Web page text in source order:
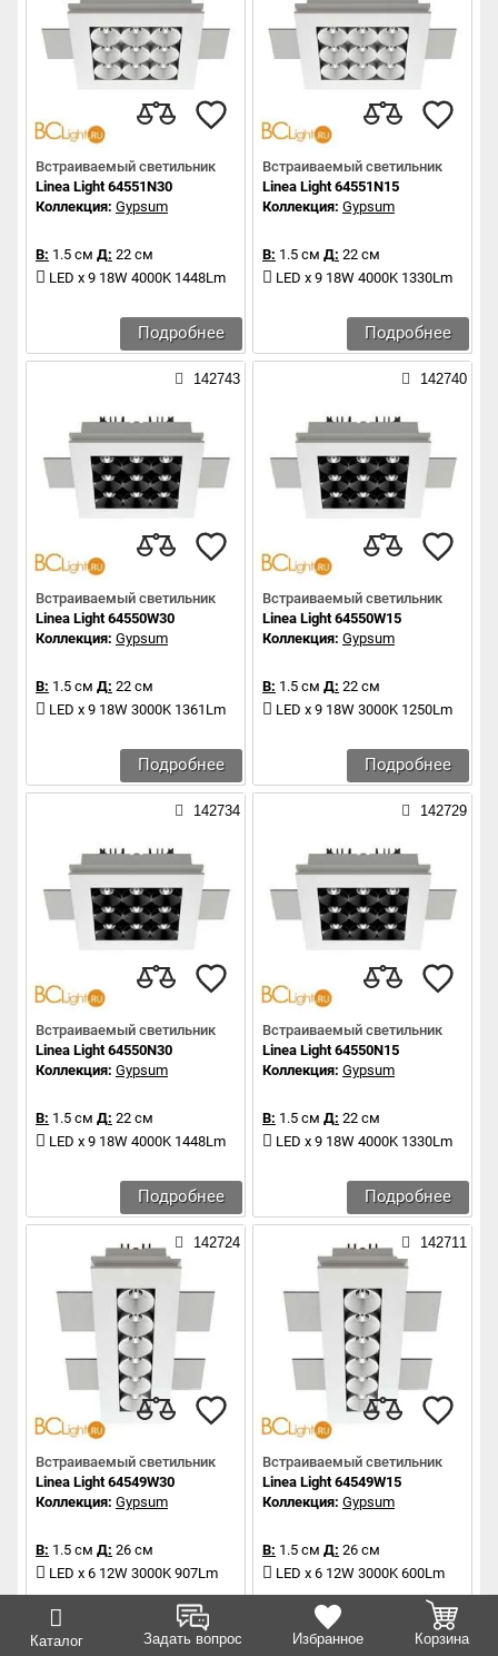
Каталог Задать вопрос Избранное Корзина
Встраиваемый светильник
Linea Light 64551N30
Коллекция: Gypsum
В: 1.5 см Д: 22 см
LED x 9 18W 4000K 1448Lm
Подробнее
Встраиваемый светильник
Linea Light 64551N15
Коллекция: Gypsum
В: 1.5 см Д: 22 см
LED x 9 18W 4000K 1330Lm
Подробнее
142743
Встраиваемый светильник
Linea Light 64550W30
Коллекция: Gypsum
В: 1.5 см Д: 22 см
LED x 9 18W 3000K 1361Lm
Подробнее
142740
Встраиваемый светильник
Linea Light 64550W15
Коллекция: Gypsum
В: 1.5 см Д: 22 см
LED x 9 18W 3000K 1250Lm
Подробнее
142734
Встраиваемый светильник
Linea Light 64550N30
Коллекция: Gypsum
В: 1.5 см Д: 22 см
LED x 9 18W 4000K 1448Lm
Подробнее
142729
Встраиваемый светильник
Linea Light 64550N15
Коллекция: Gypsum
В: 1.5 см Д: 22 см
LED x 9 18W 4000K 1330Lm
Подробнее
142724
Встраиваемый светильник
Linea Light 64549W30
Коллекция: Gypsum
В: 1.5 см Д: 26 см
LED x 6 12W 3000K 907Lm
Подробнее
142711
Встраиваемый светильник
Linea Light 64549W15
Коллекция: Gypsum
В: 1.5 см Д: 26 см
LED x 6 12W 3000K 600Lm
Подробнее